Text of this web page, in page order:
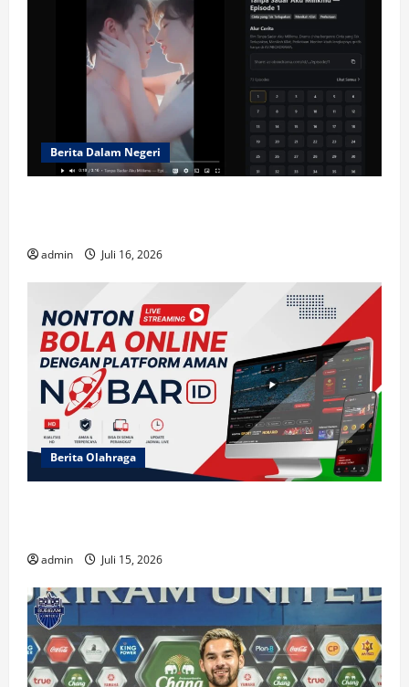
Berita Dalam Negeri
admin Juli 16, 2026
Berita Olahraga
admin Juli 15, 2026